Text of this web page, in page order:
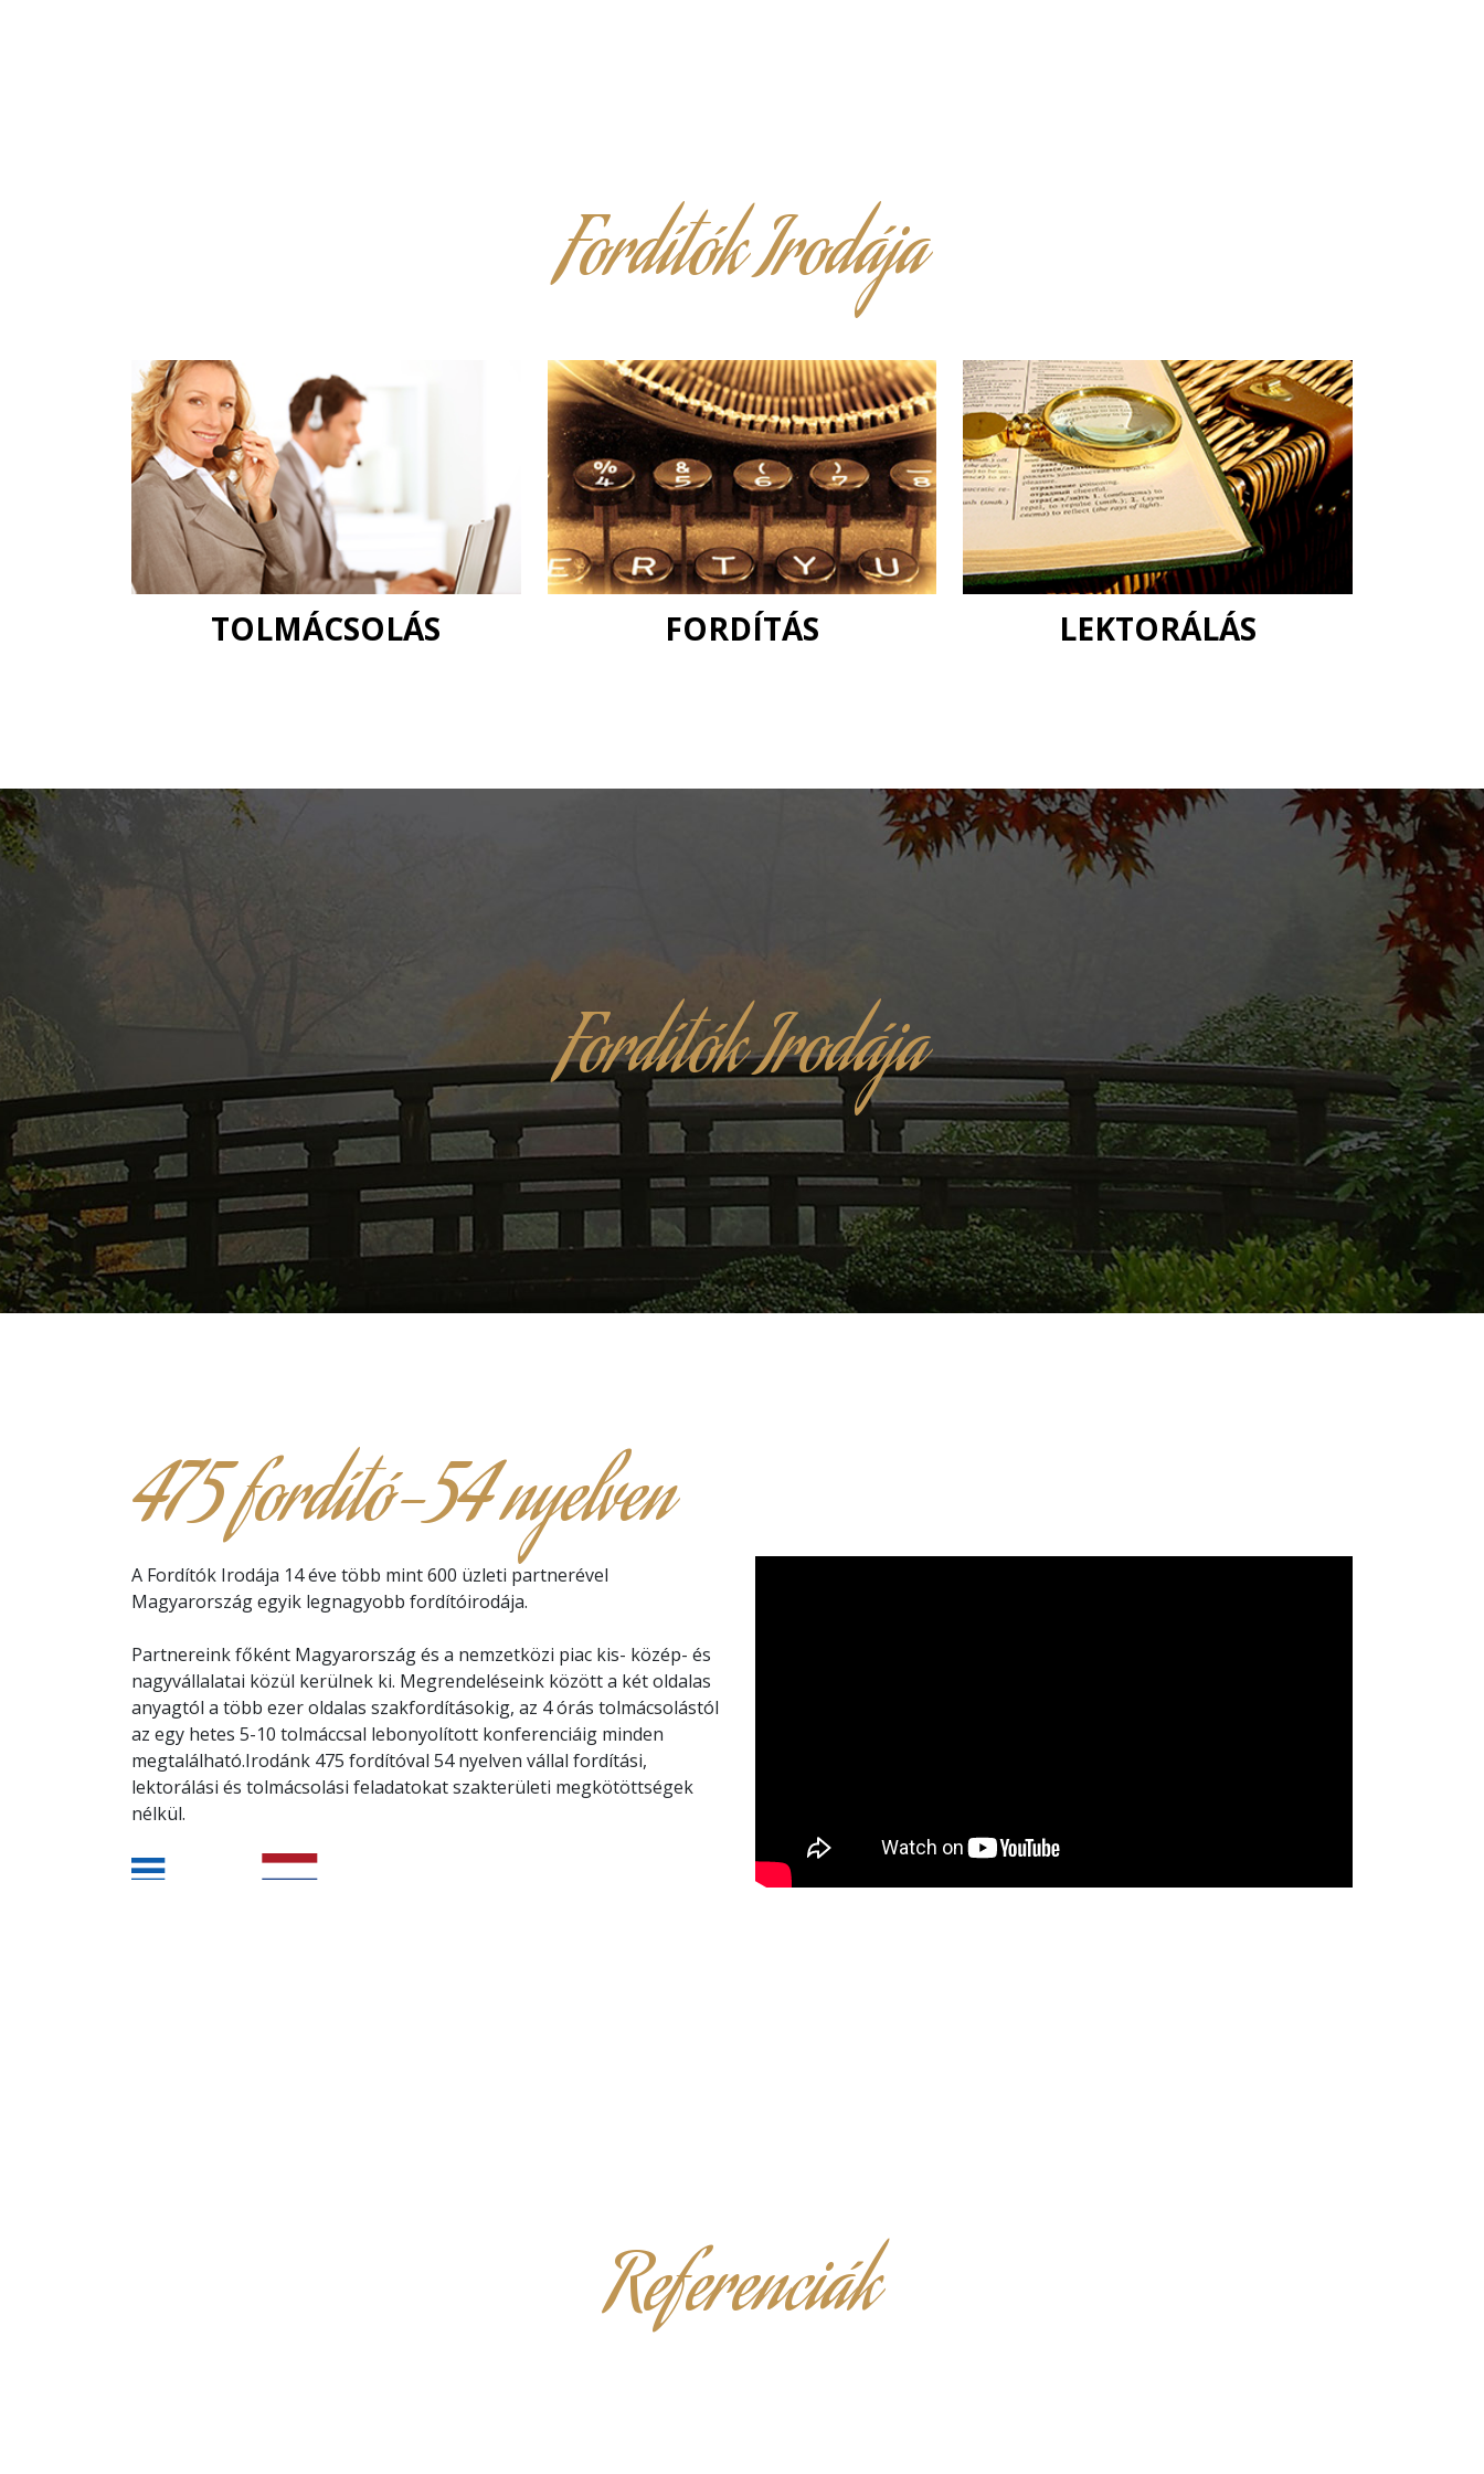
Fordítók Irodája
TOLMÁCSOLÁS FORDÍTÁS LEKTORÁLÁS
Fordítók Irodája
475 fordító-54 nyelven
A Fordítók Irodája 14 éve több mint 600 üzleti partnerével
Magyarország egyik legnagyobb fordítóirodája.
Partnereink főként Magyarország és a nemzetközi piac kis- közép- és
nagyvállalatai közül kerülnek ki. Megrendeléseink között a két oldalas
anyagtól a több ezer oldalas szakfordításokig, az 4 órás tolmácsolástól
az egy hetes 5-10 tolmáccsal lebonyolított konferenciáig minden
megtalálható.Irodánk 475 fordítóval 54 nyelven vállal fordítási,
lektorálási és tolmácsolási feladatokat szakterületi megkötöttségek
nélkül.
Referenciák